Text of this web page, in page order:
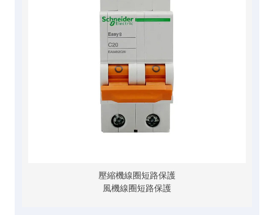
壓縮機線圈短路保護
風機線圈短路保護